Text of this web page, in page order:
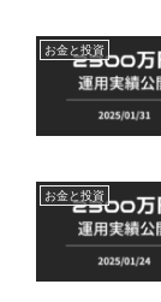
お金と投資
お金と投資